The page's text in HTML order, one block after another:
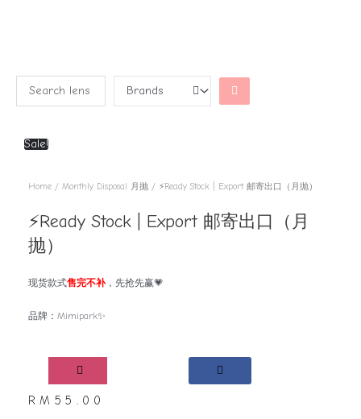
Sale!
Home / Monthly Disposal 月抛 / ⚡Ready Stock | Export 邮寄出口（月抛）
⚡Ready Stock | Export 邮寄出口（月
抛）
现货款式售完不补，先抢先赢💗
品牌：Mimipark✨
RM 55.00